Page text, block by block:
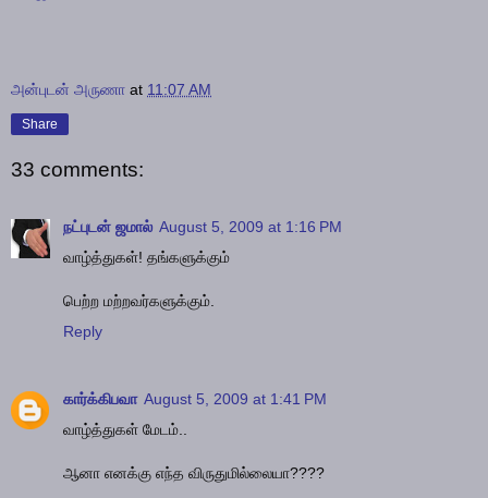
அன்புடன் அருணா at 11:07 AM
Share
33 comments:
நட்புடன் ஜமால் August 5, 2009 at 1:16 PM
வாழ்த்துகள்! தங்களுக்கும்
பெற்ற மற்றவர்களுக்கும்.
Reply
கார்க்கிபவா August 5, 2009 at 1:41 PM
வாழ்த்துகள் மேடம்..
ஆனா எனக்கு எந்த விருதுமில்லையா????